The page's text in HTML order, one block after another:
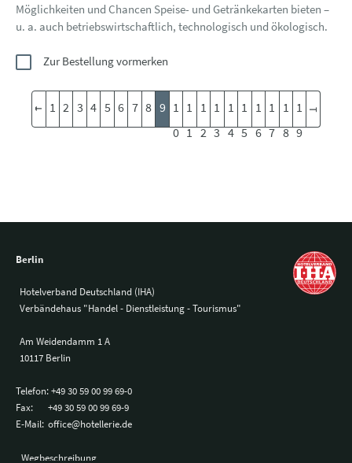
Möglichkeiten und Chancen Speise- und Getränkekarten bieten –
u. a. auch betriebswirtschaftlich, technologisch und ökologisch.
Zur Bestellung vormerken
1 2 3 4 5 6 7 8 9 1
0
1
1
1
2
1
3
1
4
1
5
1
6
1
7
1
8
1
9
Berlin
Hotelverband Deutschland (IHA)
Verbändehaus "Handel - Dienstleistung - Tourismus"
Am Weidendamm 1 A
10117 Berlin
Telefon:+49 30 59 00 99 69-0
Fax:
+49 30 59 00 99 69-9
E-Mail: office@hotellerie.de
Wegbeschreibung